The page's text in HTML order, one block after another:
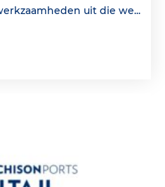
uit die we...